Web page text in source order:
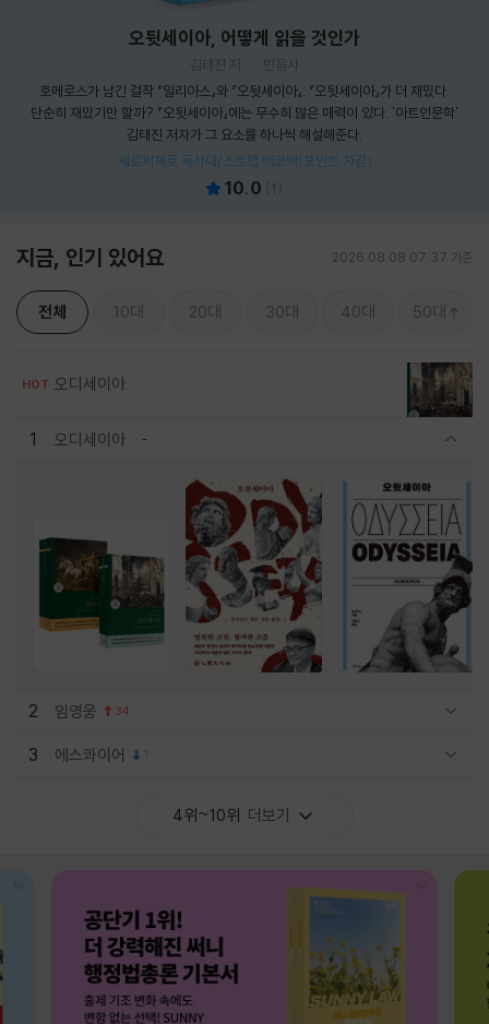
오뒷세이아, 어떻게 읽을 것인가
김태진 저
민음사
호메로스가 남긴 걸작 『일리아스』와 『오뒷세이아』. 『오뒷세이아』가 더 재밌다.
단순히 재밌기만 할까? 『오뒷세이아』에는 무수히 많은 매력이 있다. '아트인문학'
김태진 저자가 그 요소를 하나씩 해설해준다.
제로퍼제로 독서대/스트랩 에코백(포인트 차감)
10.0 (1 )
지금, 인기 있어요 2026.08.08 07:37 기준
전체 10대 20대 30대 40대 50대
HOT 오디세이아
1 오디세이아
2 임영웅 34
3 에스콰이어 1
4위~10위 더보기